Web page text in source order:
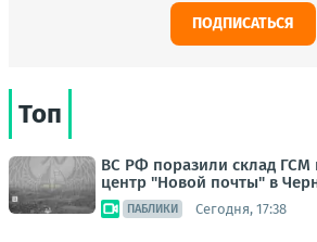
ПОДПИСАТЬСЯ
Топ
ВС РФ поразили склад ГСМ
центр "Новой почты" в
ПАБЛИКИ Сегодня, 17:38